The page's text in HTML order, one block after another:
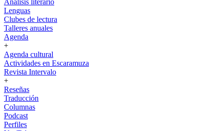
Análisis literario
Lenguas
Clubes de lectura
Talleres anuales
Agenda
+
Agenda cultural
Actividades en Escaramuza
Revista Intervalo
+
Reseñas
Traducción
Columnas
Podcast
Perfiles